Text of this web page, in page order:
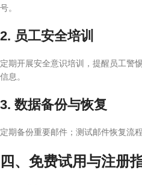
号。
2. 员工安全培训
定期开展安全意识培训，提醒员工警
信息。
3. 数据备份与恢复
定期备份重要邮件；测试邮件恢复流
四、免费试用与注册